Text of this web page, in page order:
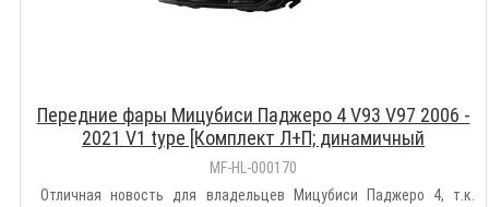
Передние фары Мицубиси Паджеро 4 V93 V97 2006 -
2021 V1 type [Комплект Л+П; динамичный
поворотник; ходовые огни; FULL LED]]
MF-HL-000170
Отличная новость для владельцев Мицубиси Паджеро 4, т.к.